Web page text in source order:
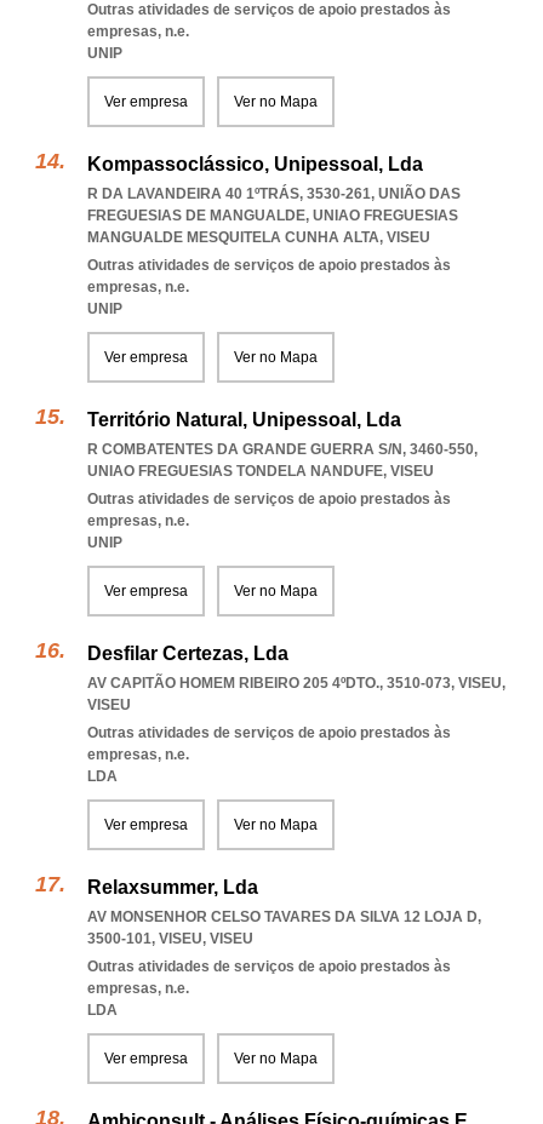
Outras atividades de serviços de apoio prestados às
empresas, n.e.
UNIP
Ver empresa Ver no Mapa
Kompassoclássico, Unipessoal, Lda
R DA LAVANDEIRA 40 1ºTRÁS, 3530-261, UNIÃO DAS
FREGUESIAS DE MANGUALDE, UNIAO FREGUESIAS
MANGUALDE MESQUITELA CUNHA ALTA, VISEU
Outras atividades de serviços de apoio prestados às
empresas, n.e.
UNIP
Ver empresa Ver no Mapa
Território Natural, Unipessoal, Lda
R COMBATENTES DA GRANDE GUERRA S/N, 3460-550,
UNIAO FREGUESIAS TONDELA NANDUFE, VISEU
Outras atividades de serviços de apoio prestados às
empresas, n.e.
UNIP
Ver empresa Ver no Mapa
Desfilar Certezas, Lda
AV CAPITÃO HOMEM RIBEIRO 205 4ºDTO., 3510-073, VISEU,
VISEU
Outras atividades de serviços de apoio prestados às
empresas, n.e.
LDA
Ver empresa Ver no Mapa
Relaxsummer, Lda
AV MONSENHOR CELSO TAVARES DA SILVA 12 LOJA D,
3500-101, VISEU, VISEU
Outras atividades de serviços de apoio prestados às
empresas, n.e.
LDA
Ver empresa Ver no Mapa